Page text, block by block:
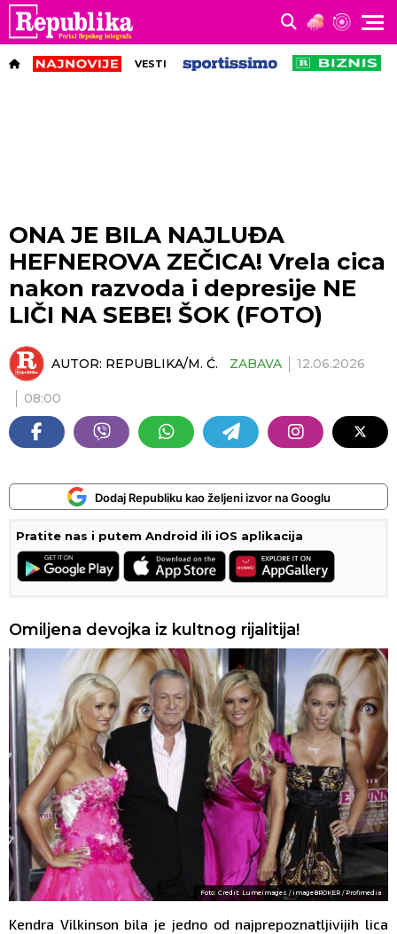
VESTI
ONA JE BILA NAJLUĐA
HEFNEROVA ZEČICA! Vrela cica
nakon razvoda i depresije NE
LIČI NA SEBE! ŠOK (FOTO)
AUTOR: REPUBLIKA/M. Ć. ZABAVA 12.06.2026
08:00
Dodaj Republiku kao željeni izvor na Googlu
Pratite nas i putem Android ili iOS aplikacija
Omiljena devojka iz kultnog rijalitija!
Foto: Credit: Lumeimages / imageBROKER / Profimedia
Kendra Vilkinson bila je jedno od najprepoznatljivijih lica